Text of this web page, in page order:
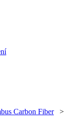
Carbon Fiber>